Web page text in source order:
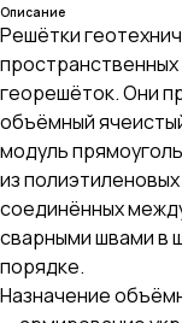
Описание
Решётки
пространственных
георешёток. Они
объёмный
модуль
из
соединённых
сварными швами в
порядке.
Назначение